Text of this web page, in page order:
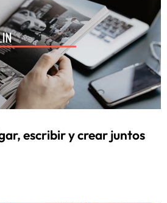
escribir y crear juntos